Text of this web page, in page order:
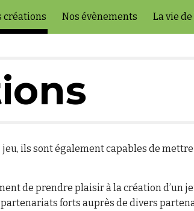
Skip to navigation
créations Nos évènements La vie
ils sont également capables de
de prendre plaisir à la création d’un
forts auprès de divers